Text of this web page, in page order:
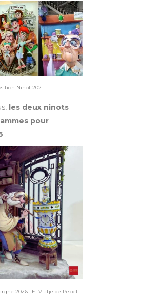
Ninot 2021
les deux ninots
pour
:
2026 : El Viatje de Pepet